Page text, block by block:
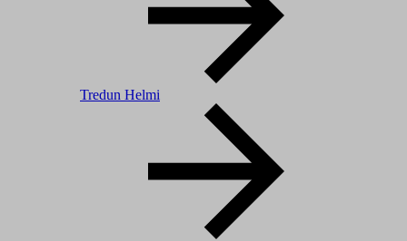
Tredun Helmi